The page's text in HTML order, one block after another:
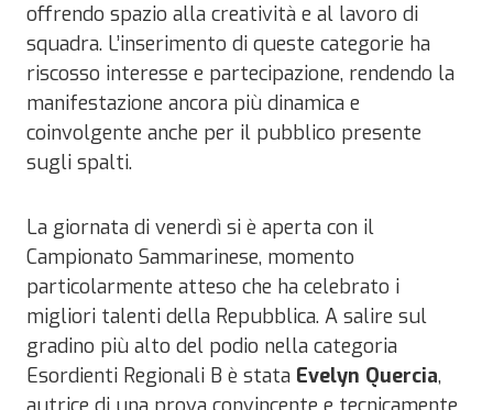
offrendo spazio alla creatività e al lavoro di
squadra. L’inserimento di queste categorie ha
riscosso interesse e partecipazione, rendendo la
manifestazione ancora più dinamica e
coinvolgente anche per il pubblico presente
sugli spalti.
La giornata di venerdì si è aperta con il
Campionato Sammarinese, momento
particolarmente atteso che ha celebrato i
migliori talenti della Repubblica. A salire sul
gradino più alto del podio nella categoria
Esordienti Regionali B è stata Evelyn Quercia,